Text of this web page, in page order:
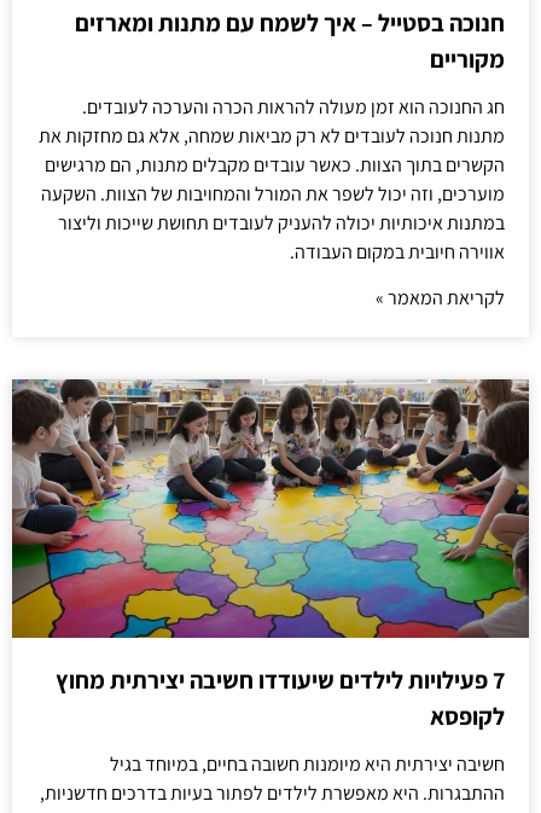
חנוכה בסטייל – איך לשמח עם מתנות ומארזים
מקוריים
חג החנוכה הוא זמן מעולה להראות הכרה והערכה לעובדים.
מתנות חנוכה לעובדים לא רק מביאות שמחה, אלא גם מחזקות את
הקשרים בתוך הצוות. כאשר עובדים מקבלים מתנות, הם מרגישים
מוערכים, וזה יכול לשפר את המורל והמחויבות של הצוות. השקעה
במתנות איכותיות יכולה להעניק לעובדים תחושת שייכות וליצור
אווירה חיובית במקום העבודה.
לקריאת המאמר »
7 פעילויות לילדים שיעודדו חשיבה יצירתית מחוץ
לקופסא
חשיבה יצירתית היא מיומנות חשובה בחיים, במיוחד בגיל
ההתבגרות. היא מאפשרת לילדים לפתור בעיות בדרכים חדשניות,